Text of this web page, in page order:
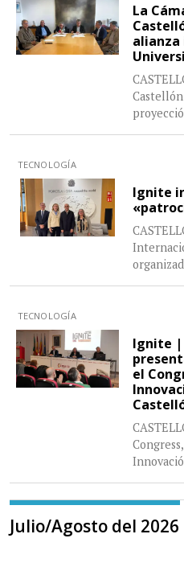
La
alianza
TECNOLOGÍA
Ignite
TECNOLOGÍA
Ignite |
el
Julio/Agosto del 2026